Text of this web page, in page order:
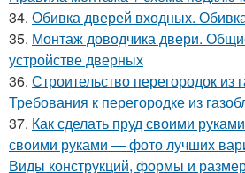
34. Обивка дверей входных.
35. Монтаж доводчика двери.
устройстве дверных
36. Строительство перегородок из
Требования к перегородке из
37. Как сделать пруд своими
своими руками — фото лучших
Виды конструкций, формы и